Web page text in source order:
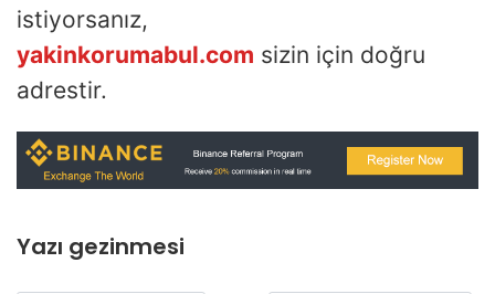
istiyorsanız,
yakinkorumabul.com sizin için doğru
adrestir.
Yazı gezinmesi